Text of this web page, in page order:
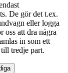
De gör det t.ex.
eller logga
att dra några
in som ett
tredje part.